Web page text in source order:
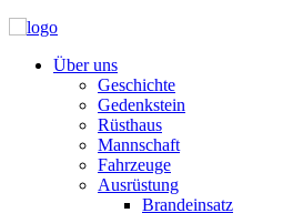
Über uns
Geschichte
Gedenkstein
Rüsthaus
Mannschaft
Fahrzeuge
Ausrüstung
Brandeinsatz